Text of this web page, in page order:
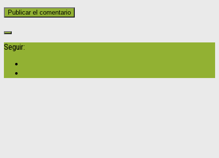
Seguir: